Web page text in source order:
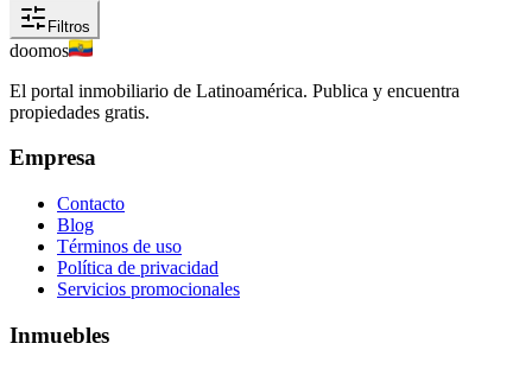
Filtros
doomos
El portal inmobiliario de Latinoamérica. Publica y encuentra
propiedades gratis.
Empresa
Contacto
Blog
Términos de uso
Política de privacidad
Servicios promocionales
Inmuebles